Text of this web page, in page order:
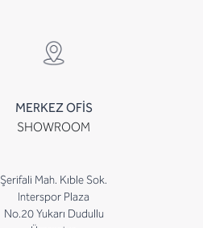
MERKEZ OFİS
SHOWROOM
Şerifali Mah. Kıble Sok.
Interspor Plaza
No.20 Yukarı Dudullu